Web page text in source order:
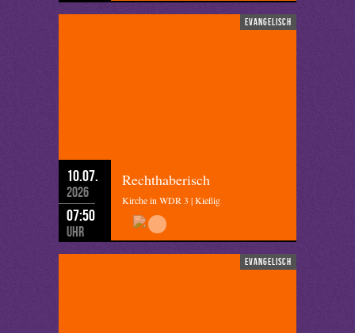
evangelisch
10.07.
2026
07:50
Uhr
Rechthaberisch
Kirche in WDR 3 | Kießig
evangelisch